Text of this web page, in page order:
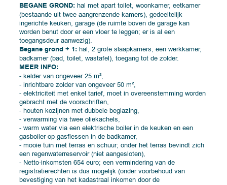
BEGANE GROND: hal met apart toilet, woonkamer, eetkamer
(bestaande uit twee aangrenzende kamers), gedeeltelijk
ingerichte keuken, garage (de ruimte boven de garage kan
worden benut door er een vloer te leggen; er is al een
toegangsdeur aanwezig).
Begane grond + 1: hal, 2 grote slaapkamers, een werkkamer,
badkamer (bad, toilet, wastafel), toegang tot de zolder.
MEER INFO:
- kelder van ongeveer 25 m²,
- inrichtbare zolder van ongeveer 50 m²,
- elektriciteit met enkel tarief, moet in overeenstemming worden
gebracht met de voorschriften,
- houten kozijnen met dubbele beglazing,
- verwarming via twee oliekachels,
- warm water via een elektrische boiler in de keuken en een
gasboiler op gasflessen in de badkamer,
- mooie tuin met terras en schuur; onder het terras bevindt zich
een regenwaterreservoir (niet aangesloten),
- Netto-inkomsten 654 euro; een vermindering van de
registratierechten is dus mogelijk (onder voorbehoud van
bevestiging van het kadastraal inkomen door de